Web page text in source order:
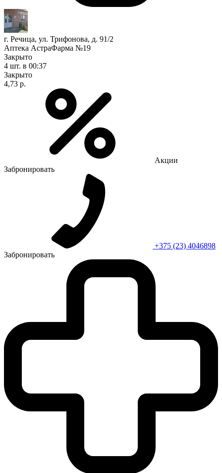
г. Речица, ул. Трифонова, д. 91/2
Аптека АстраФарма №19
Закрыто
4 шт. в 00:37
Закрыто
4,73 р.
Акции
Забронировать
+375 (23) 4046898
Забронировать